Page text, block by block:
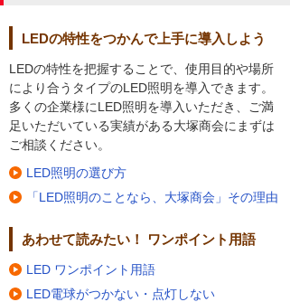
LEDの特性をつかんで上手に導入しよう
LEDの特性を把握することで、使用目的や場所
により合うタイプのLED照明を導入できます。
多くの企業様にLED照明を導入いただき、ご満
足いただいている実績がある大塚商会にまずは
ご相談ください。
LED照明の選び方
「LED照明のことなら、大塚商会」その理由
あわせて読みたい！ ワンポイント用語
LED ワンポイント用語
LED電球がつかない・点灯しない